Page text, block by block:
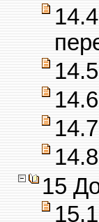
15